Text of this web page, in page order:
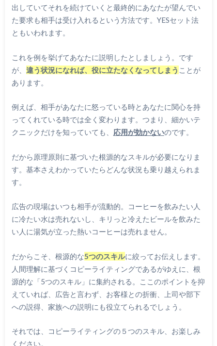
出していてそれを続けていくと最終的にあなたが望んでい
た要求も相手は受け入れるという方法です。YESセット法
ともいわれます。
これを例を挙げてあなたに説明したとしましょう。です
が、 違う状況になれば、役に立たなくなってしまう ことが
あります。
例えば、相手があなたに怒っている時とあなたに関心を持
ってくれている時では全く変わります。つまり、細かいテ
クニックだけを知っていても、 応用が効かないのです。
だから原理原則に基づいた根源的なスキルが必要になりま
す。基本さえわかっていたらどんな状況も乗り越えられま
す。
広告の現場はいつも相手が流動的。コーヒーを飲みたい人
に冷たい水は売れないし、キリっと冷えたビールを飲みた
い人に湯気が立った熱いコーヒーは売れません。
だからこそ、根源的な5つのスキルに絞ってお伝えします。
人間理解に基づくコピーライティングであるがゆえに、根
源的な「5つのスキル」に集約される。ここのポイントを抑
えていれば、広告と言わず、お客様との折衝、上司や部下
への説得、家族への説明にも役立てられるでしょう。
それでは、コピーライティングの５つのスキル、お楽しみ
ください。